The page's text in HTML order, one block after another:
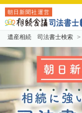
朝日新聞社運営
遺産相続 司法書士検索